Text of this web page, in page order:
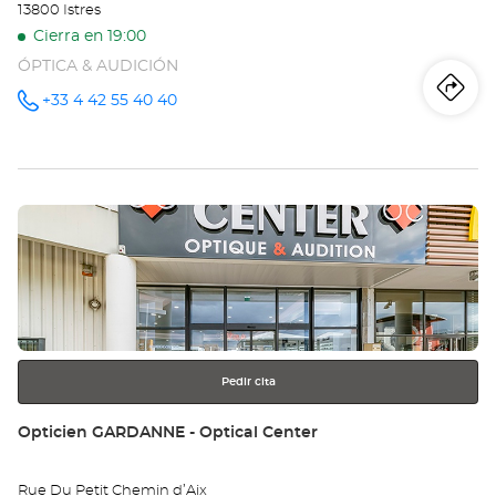
13800 Istres
Cierra en 19:00
ÓPTICA & AUDICIÓN
número
+33 4 42 55 40 40
a
Pulse
ENTER
para
obtener
más
información
Pedir cita
Tienda:
Opticien GARDANNE - Optical Center
Rue Du Petit Chemin d’Aix